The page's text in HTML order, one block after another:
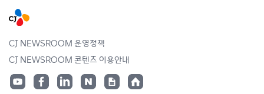
CJ NEWSROOM 운영정책
CJ NEWSROOM 콘텐츠 이용안내